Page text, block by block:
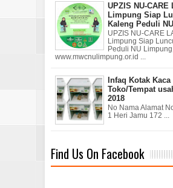
UPZIS NU-CARE
Limpung Siap
Kaleng Peduli NU
UPZIS NU-CARE
Limpung Siap
Peduli NU
www.mwcnulimpung.or.id ...
Infaq Kotak Kaca
Toko/Tempat
2018
No Nama Alamat
1 Heri Jamu 172 ...
Find Us On Facebook